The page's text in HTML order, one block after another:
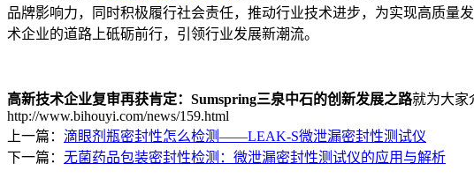
品牌影响力，同时积极履行社会责任，推动行业技术进步，为实现高质量
术企业的道路上砥砺前行，引领行业发展新潮流。
高新技术企业复审再获肯定：Sumspring三泉中石的创新发展之路就为大家
http://www.bihouyi.com/news/159.html
上一篇： 滴眼剂瓶密封性怎么检测——LEAK-S微泄漏密封性测试仪
下一篇： 无菌药品包装密封性检测：微泄漏密封性测试仪的应用与解析